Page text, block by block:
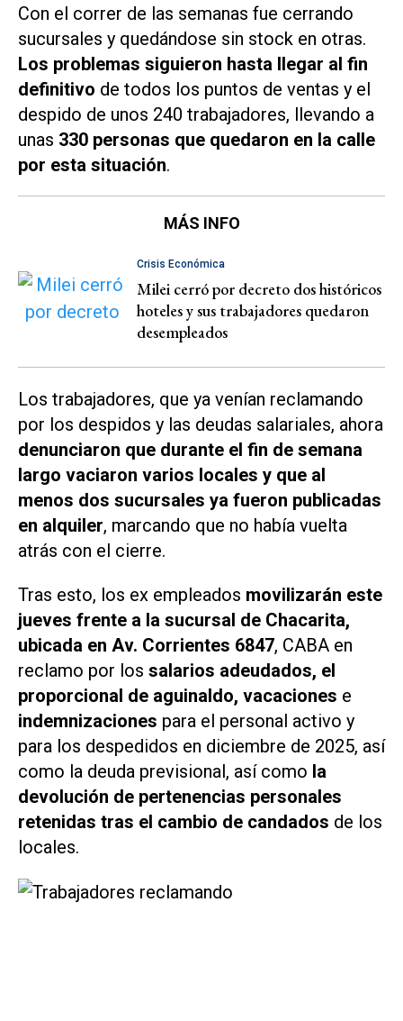
Con el correr de las semanas fue cerrando
sucursales y quedándose sin stock en otras.
Los problemas siguieron hasta llegar al fin
definitivo de todos los puntos de ventas y el
despido de unos 240 trabajadores, llevando a
unas 330 personas que quedaron en la calle
por esta situación.
MÁS INFO
Crisis Económica
Milei cerró por decreto dos históricos
hoteles y sus trabajadores quedaron
desempleados
Los trabajadores, que ya venían reclamando
por los despidos y las deudas salariales, ahora
denunciaron que durante el fin de semana
largo vaciaron varios locales y que al
menos dos sucursales ya fueron publicadas
en alquiler, marcando que no había vuelta
atrás con el cierre.
Tras esto, los ex empleados movilizarán este
jueves frente a la sucursal de Chacarita,
ubicada en Av. Corrientes 6847, CABA en
reclamo por los salarios adeudados, el
proporcional de aguinaldo, vacaciones e
indemnizaciones para el personal activo y
para los despedidos en diciembre de 2025, así
como la deuda previsional, así como la
devolución de pertenencias personales
retenidas tras el cambio de candados de los
locales.